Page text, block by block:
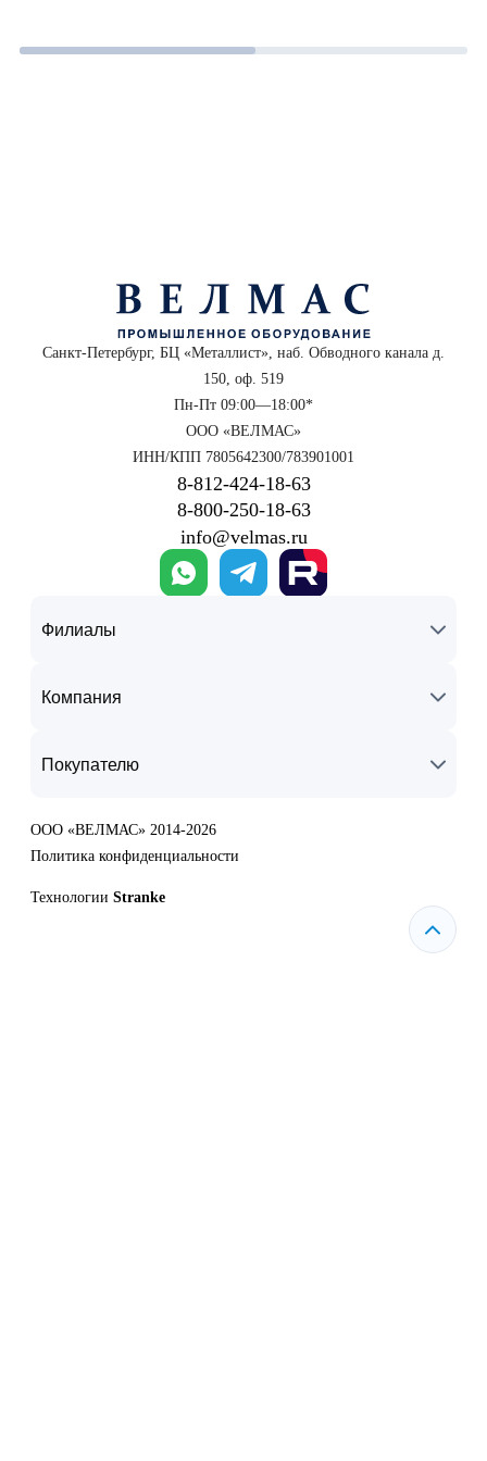
Санкт-Петербург, БЦ «Металлист», наб. Обводного канала д.
150, оф. 519
Пн-Пт 09:00—18:00*
ООО «ВЕЛМАС»
ИНН/КПП 7805642300/783901001
8‑812‑424‑18‑63
8‑800‑250‑18‑63
info@velmas.ru
Филиалы
Компания
Покупателю
ООО «ВЕЛМАС» 2014-2026
Политика конфиденциальности
Технологии Stranke